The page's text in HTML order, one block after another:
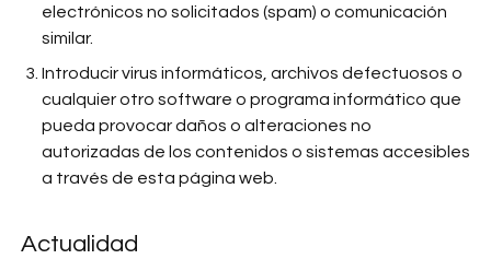
electrónicos no solicitados (spam) o comunicación
similar.
Introducir virus informáticos, archivos defectuosos o
cualquier otro software o programa informático que
pueda provocar daños o alteraciones no
autorizadas de los contenidos o sistemas accesibles
a través de esta página web.
Actualidad